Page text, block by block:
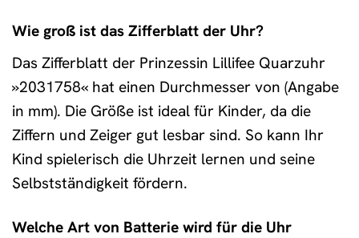
Wie groß ist das Zifferblatt der Uhr?
Das Zifferblatt der Prinzessin Lillifee Quarzuhr
»2031758« hat einen Durchmesser von (Angabe
in mm). Die Größe ist ideal für Kinder, da die
Ziffern und Zeiger gut lesbar sind. So kann Ihr
Kind spielerisch die Uhrzeit lernen und seine
Selbstständigkeit fördern.
Welche Art von Batterie wird für die Uhr